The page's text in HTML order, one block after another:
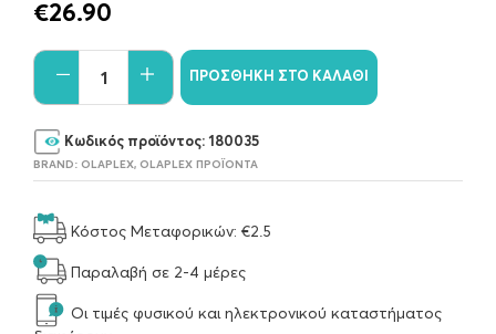
€26.90
ΠΡΟΣΘΉΚΗ ΣΤΟ ΚΑΛΆΘΙ
Κωδικός προϊόντος: 180035
BRAND: OLAPLEX, OLAPLEX ΠΡΟΪΌΝΤΑ
Κόστος Μεταφορικών: €2.5
Παραλαβή σε 2-4 μέρες
Οι τιμές φυσικού και ηλεκτρονικού καταστήματος